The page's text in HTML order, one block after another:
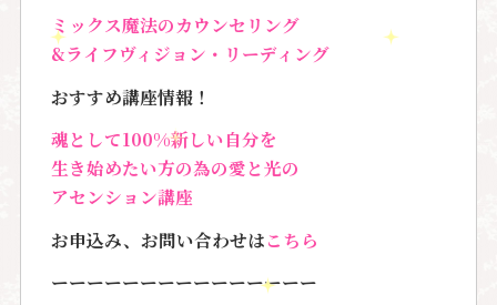
ミックス魔法のカウンセリング
&ライフヴィジョン・リーディング
おすすめ講座情報！
魂として100%新しい自分を
生き始めたい方の為の愛と光の
アセンション講座
お申込み、お問い合わせはこちら
ーーーーーーーーーーーーーーー